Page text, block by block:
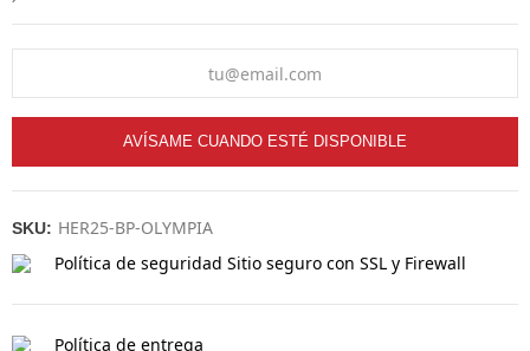
AVÍSAME CUANDO ESTÉ DISPONIBLE
SKU: HER25-BP-OLYMPIA
Política de seguridad Sitio seguro con SSL y Firewall
Política de entrega